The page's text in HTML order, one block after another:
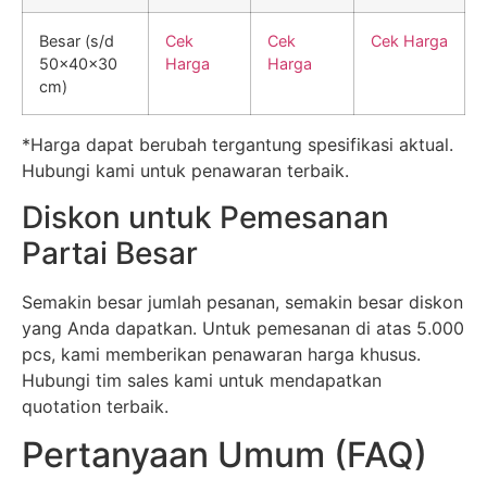
Besar (s/d
50x40x30
cm)
Cek
Harga
Cek
Harga
Cek Harga
*Harga dapat berubah tergantung spesifikasi aktual.
Hubungi kami untuk penawaran terbaik.
Diskon untuk Pemesanan
Partai Besar
Semakin besar jumlah pesanan, semakin besar diskon
yang Anda dapatkan. Untuk pemesanan di atas 5.000
pcs, kami memberikan penawaran harga khusus.
Hubungi tim sales kami untuk mendapatkan
quotation terbaik.
Pertanyaan Umum (FAQ)